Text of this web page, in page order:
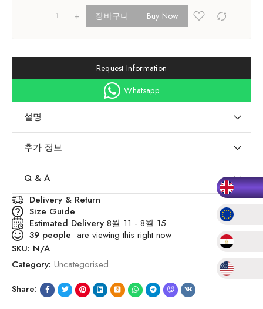
+ 장바구니 Buy Now
Request Information
Whatsapp
설명
추가 정보
Q & A
Delivery & Return
Size Guide
Estimated Delivery 8월 11 - 8월 15
39 people are viewing this right now
SKU: N/A
Category: Uncategorised
Share: